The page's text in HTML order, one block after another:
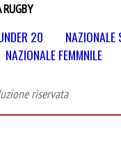
20
NAZIONALE
NAZIONALE FEMMNILE
riservata